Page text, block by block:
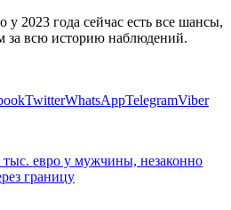
у 2023 года сейчас есть все шансы,
за всю историю наблюдений.
TwitterWhatsAppTelegramViber
тыс. евро у мужчины, незаконно
границу